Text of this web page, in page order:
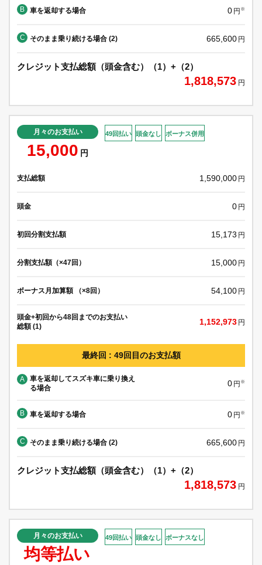
B 車を返却する場合 0 円 ※
C そのまま乗り続ける場合 (2) 665,600 円
クレジット支払総額（頭金含む）（1）+（2）
1,818,573 円
月々のお支払い
15,000 円
49回払い 頭金なし ボーナス併用
支払総額 1,590,000 円
頭金 0 円
初回分割支払額 15,173 円
分割支払額（×47回） 15,000 円
ボーナス月加算額 （×8回） 54,100 円
頭金+初回から48回までのお支払い
総額 (1)
1,152,973 円
最終回 : 49回目のお支払額
A
車を返却してスズキ車に乗り換え
る場合
0 円 ※
B 車を返却する場合 0 円 ※
C そのまま乗り続ける場合 (2) 665,600 円
クレジット支払総額（頭金含む）（1）+（2）
1,818,573 円
月々のお支払い
均等払い
49回払い 頭金なし ボーナスなし